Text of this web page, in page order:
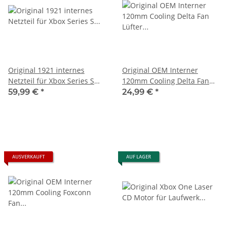
Original 1921 internes
Netzteil für Xbox Series S
Spielkonsole 220V
59,99 € *
Original OEM Interner
120mm Cooling Delta Fan
Lüfter 1883 Für Microsoft
24,99 € *
AUSVERKAUFT AUF LAGER